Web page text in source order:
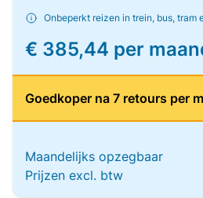
Onbeperkt reizen in trein, bus, tram
€ 385,44 per
Goedkoper na 7 retours per
Maandelijks opzegbaar
Prijzen excl. btw